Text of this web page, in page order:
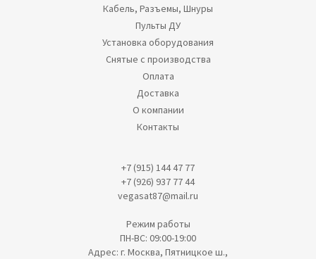
Кабель, Разъемы, Шнуры
Пульты ДУ
Установка оборудования
Снятые с производства
Оплата
Доставка
О компании
Контакты
+7 (915) 144 47 77
+7 (926) 937 77 44
vegasat87@mail.ru
Режим работы
ПН-ВС: 09:00-19:00
Адрес: г. Москва, Пятницкое ш.,